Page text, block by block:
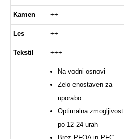
Kamen ++
Les ++
Tekstil +++
Na vodni osnovi
Zelo enostaven za
uporabo
Optimalna zmogljivost
po 12-24 urah